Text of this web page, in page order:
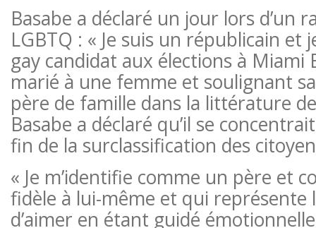
Basabe a déclaré un jour lors d’un
LGBTQ : « Je suis un républicain et
gay candidat aux élections à Miami
marié à une femme et soulignant
père de famille dans la littérature
Basabe a déclaré qu’il se
fin de la surclassification des
« Je m’identifie comme un père et
fidèle à lui-même et qui représente
d’aimer en étant guidé